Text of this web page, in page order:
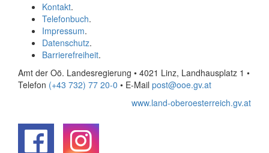
Kontakt.
Telefonbuch.
Impressum.
Datenschutz.
Barrierefreiheit.
Amt der Oö. Landesregierung • 4021 Linz, Landhausplatz 1 •
Telefon (+43 732) 77 20-0 • E-Mail post@ooe.gv.at
www.land-oberoesterreich.gv.at